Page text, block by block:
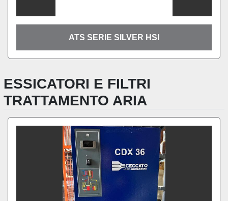
ATS SERIE SILVER HSI
ESSICATORI E FILTRI
TRATTAMENTO ARIA